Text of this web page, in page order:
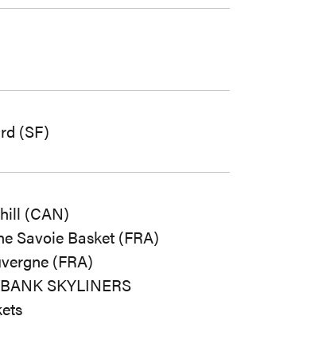
(SF)
(CAN)
Savoie Basket (FRA)
(FRA)
SKYLINERS